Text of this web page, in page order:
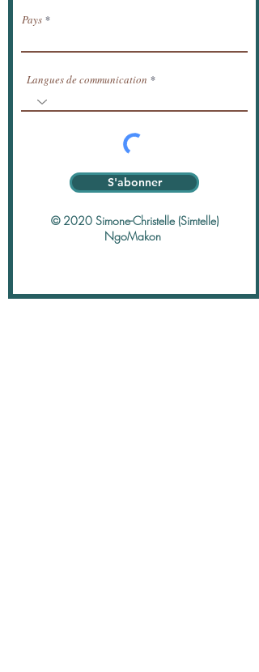
Pays
Langues de communication
S'abonner
© 2020 Simone-Christelle (Simtelle)
NgoMakon